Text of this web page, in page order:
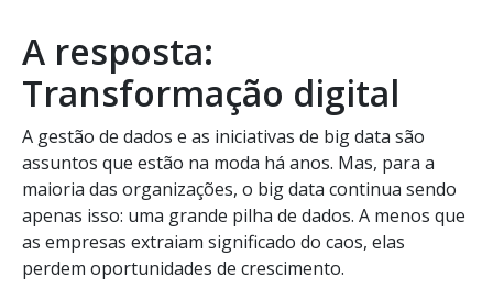
A resposta:
Transformação digital
A gestão de dados e as iniciativas de big data são
assuntos que estão na moda há anos. Mas, para a
maioria das organizações, o big data continua sendo
apenas isso: uma grande pilha de dados. A menos que
as empresas extraiam significado do caos, elas
perdem oportunidades de crescimento.